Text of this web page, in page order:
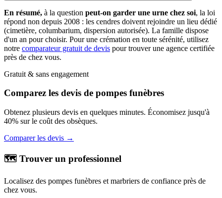
En résumé, à la question peut-on garder une urne chez soi, la loi
répond non depuis 2008 : les cendres doivent rejoindre un lieu dédié
(cimetière, columbarium, dispersion autorisée). La famille dispose
d'un an pour choisir. Pour une crémation en toute sérénité, utilisez
notre comparateur gratuit de devis pour trouver une agence certifiée
près de chez vous.
Gratuit & sans engagement
Comparez les devis de pompes funèbres
Obtenez plusieurs devis en quelques minutes. Économisez jusqu'à
40% sur le coût des obsèques.
Comparer les devis →
🗺️ Trouver un professionnel
Localisez des pompes funèbres et marbriers de confiance près de
chez vous.